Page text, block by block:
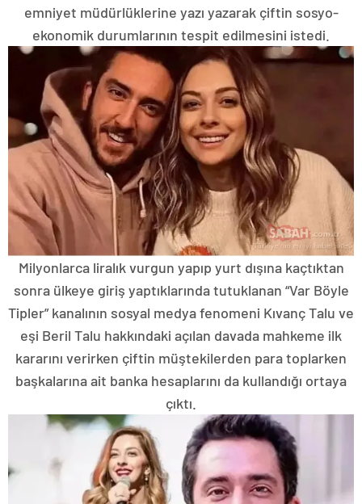
emniyet müdürlüklerine yazı yazarak çiftin sosyo-
ekonomik durumlarının tespit edilmesini istedi.
Milyonlarca liralık vurgun yapıp yurt dışına kaçtıktan
sonra ülkeye giriş yaptıklarında tutuklanan “Var Böyle
Tipler” kanalının sosyal medya fenomeni Kıvanç Talu ve
eşi Beril Talu hakkındaki açılan davada mahkeme ilk
kararını verirken çiftin müştekilerden para toplarken
başkalarına ait banka hesaplarını da kullandığı ortaya
çıktı.